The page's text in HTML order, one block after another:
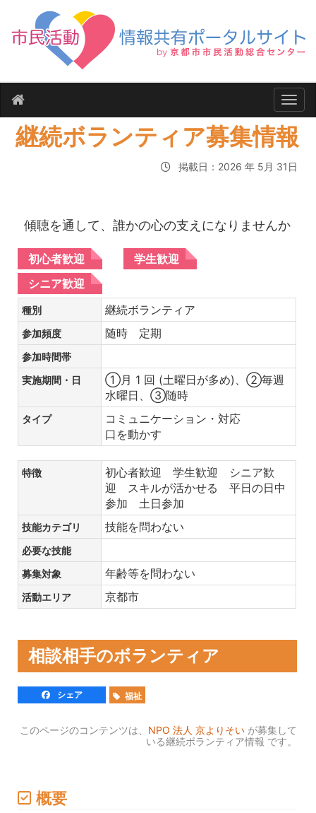
ナビ
継続ボランティア募集情報
掲載日：2026 年 5月 31日
傾聴を通して、誰かの心の支えになりませんか
初心者歓迎
学生歓迎
シニア歓迎
種別 継続ボランティア
参加頻度 随時 定期
参加時間帯
実施期間・日
①月 1 回 (土曜日が多め)、②毎週
水曜日、③随時
タイプ
コミュニケーション・対応
口を動かす
特徴
初心者歓迎 学生歓迎 シニア歓
迎 スキルが活かせる 平日の日中
参加 土日参加
技能カテゴリ 技能を問わない
必要な技能
募集対象 年齢等を問わない
活動エリア 京都市
相談相手のボランティア
シェア 福祉
このページのコンテンツは、 NPO 法人 京よりそいが募集して
いる継続ボランティア情報 です。
概要